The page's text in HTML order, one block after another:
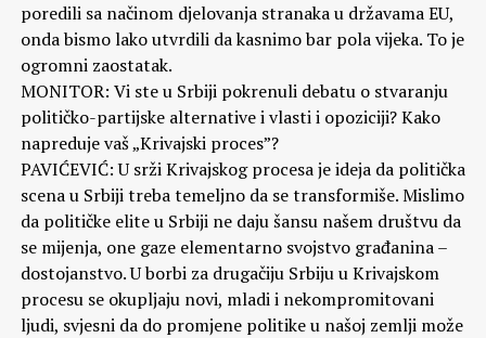
poredili sa načinom djelovanja stranaka u državama EU,
onda bismo lako utvrdili da kasnimo bar pola vijeka. To je
ogromni zaostatak.
MONITOR: Vi ste u Srbiji pokrenuli debatu o stvaranju
političko-partijske alternative i vlasti i opoziciji? Kako
napreduje vaš „Krivajski proces”?
PAVIĆEVIĆ: U srži Krivajskog procesa je ideja da politička
scena u Srbiji treba temeljno da se transformiše. Mislimo
da političke elite u Srbiji ne daju šansu našem društvu da
se mijenja, one gaze elementarno svojstvo građanina –
dostojanstvo. U borbi za drugačiju Srbiju u Krivajskom
procesu se okupljaju novi, mladi i nekompromitovani
ljudi, svjesni da do promjene politike u našoj zemlji može